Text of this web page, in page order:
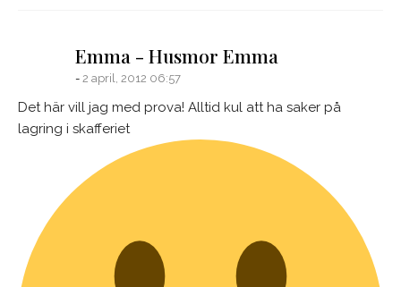
Emma - Husmor Emma
2 april, 2012 06:57
Det här vill jag med prova! Alltid kul att ha saker på
lagring i skafferiet